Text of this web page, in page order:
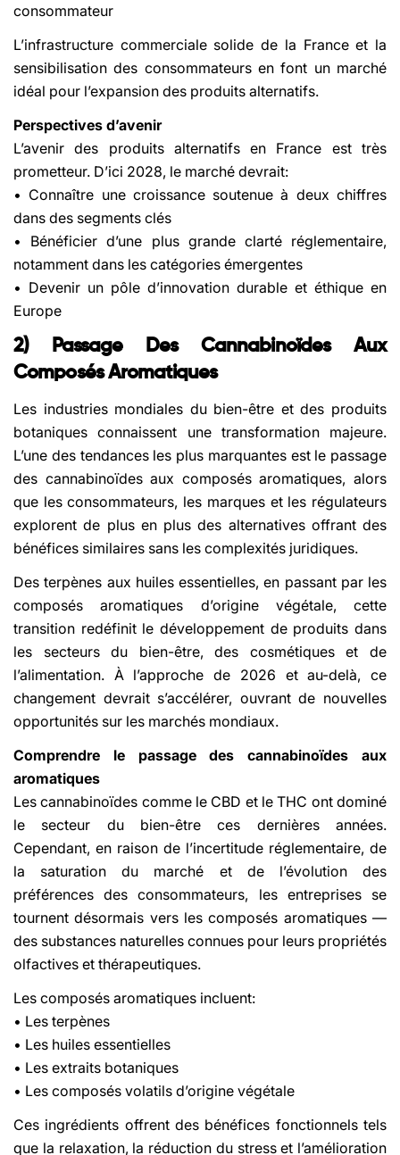
consommateur
L’infrastructure commerciale solide de la France et la
sensibilisation des consommateurs en font un marché
idéal pour l’expansion des produits alternatifs.
Perspectives d’avenir
L’avenir des produits alternatifs en France est très
prometteur. D’ici 2028, le marché devrait:
• Connaître une croissance soutenue à deux chiffres
dans des segments clés
• Bénéficier d’une plus grande clarté réglementaire,
notamment dans les catégories émergentes
• Devenir un pôle d’innovation durable et éthique en
Europe
2) Passage Des Cannabinoïdes Aux
Composés Aromatiques
Les industries mondiales du bien-être et des produits
botaniques connaissent une transformation majeure.
L’une des tendances les plus marquantes est le passage
des cannabinoïdes aux composés aromatiques, alors
que les consommateurs, les marques et les régulateurs
explorent de plus en plus des alternatives offrant des
bénéfices similaires sans les complexités juridiques.
Des terpènes aux huiles essentielles, en passant par les
composés aromatiques d’origine végétale, cette
transition redéfinit le développement de produits dans
les secteurs du bien-être, des cosmétiques et de
l’alimentation. À l’approche de 2026 et au-delà, ce
changement devrait s’accélérer, ouvrant de nouvelles
opportunités sur les marchés mondiaux.
Comprendre le passage des cannabinoïdes aux
aromatiques
Les cannabinoïdes comme le CBD et le THC ont dominé
le secteur du bien-être ces dernières années.
Cependant, en raison de l’incertitude réglementaire, de
la saturation du marché et de l’évolution des
préférences des consommateurs, les entreprises se
tournent désormais vers les composés aromatiques —
des substances naturelles connues pour leurs propriétés
olfactives et thérapeutiques.
Les composés aromatiques incluent:
• Les terpènes
• Les huiles essentielles
• Les extraits botaniques
• Les composés volatils d’origine végétale
Ces ingrédients offrent des bénéfices fonctionnels tels
que la relaxation, la réduction du stress et l’amélioration